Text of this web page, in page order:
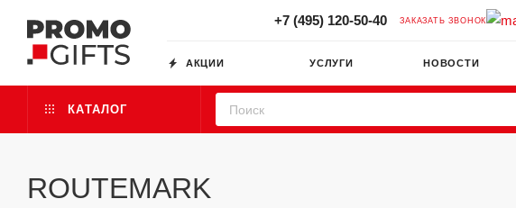
+7 (495) 120-50-40 ЗАКАЗАТЬ ЗВОНОК
АКЦИИ УСЛУГИ НОВОСТИ
КАТАЛОГ
ROUTEMARK